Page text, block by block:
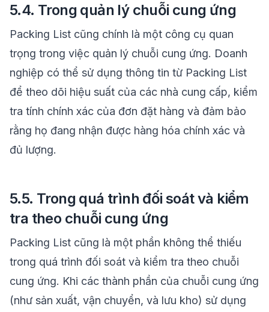
5.4. Trong quản lý chuỗi cung ứng
Packing List cũng chính là một công cụ quan
trọng trong việc quản lý chuỗi cung ứng. Doanh
nghiệp có thể sử dụng thông tin từ Packing List
để theo dõi hiệu suất của các nhà cung cấp, kiểm
tra tính chính xác của đơn đặt hàng và đảm bảo
rằng họ đang nhận được hàng hóa chính xác và
đủ lượng.
5.5. Trong quá trình đối soát và kiểm
tra theo chuỗi cung ứng
Packing List cũng là một phần không thể thiếu
trong quá trình đối soát và kiểm tra theo chuỗi
cung ứng. Khi các thành phần của chuỗi cung ứng
(như sản xuất, vận chuyển, và lưu kho) sử dụng